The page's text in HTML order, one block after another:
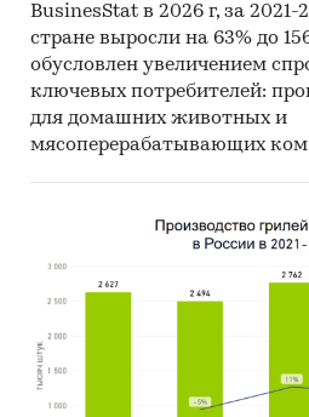
BusinesStat в 2026 г, за 2021-
стране выросли на 63% до
обусловлен увеличением
ключевых потребителей:
для домашних животных и
мясоперерабатывающих